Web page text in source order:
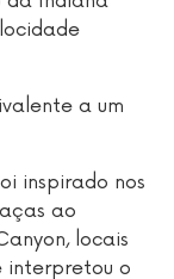
a um
inspirado nos
ao
locais
interpretou o